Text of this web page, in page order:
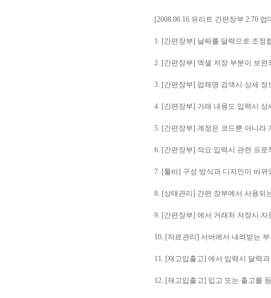
[2008.06.16 유리트 간편장부 2.70 업
1. [간편장부] 날짜를 달력으로 조정
2. [간편장부] 엑셀 저장 부분이 보완
3. [간편장부] 업체명 검색시 상세 정
4. [간편장부] 거래 내용도 입력시 상
5. [간편장부] 계정은 코드뿐 아니라
6. [간편장부] 적요 입력시 관련 프로
7. [툴바] 구성 방식과 디자인이 바뀌
8. [상태관리] 간편 장부에서 사용되
9. [간편장부] 에서 거래처 저장시
10. [자료관리] 서버에서 내려받는
11. [재고입출고] 에서 입력시 달력
12. [재고입출고] 입고 또는 출고를